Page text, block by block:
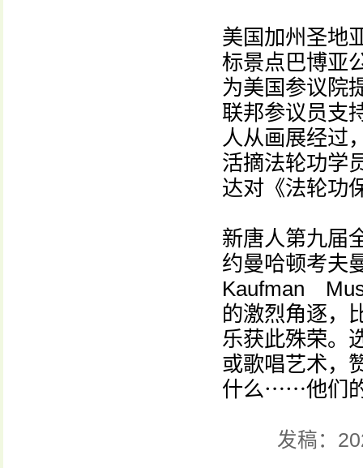
美国加州圣地
标景点巴博亚
为美国参议院
联邦参议员支
人从画展经过
活摘法轮功学
达对《法轮功
新唐人第九届
约曼哈顿考
Kaufman
的激烈角逐，
乐获此殊荣。
或歌唱艺术，
什么⋯⋯他们
发稿：